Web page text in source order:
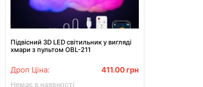
Підвісний 3D LED світильник у вигляді
хмари з пультом OBL-211
Дроп Ціна: 411.00 грн
Немає в наявності